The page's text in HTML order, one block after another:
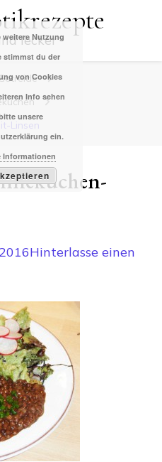
lecker
Linsen
Hinterlasse einen
weitere Nutzung
stimmst du der
von Cookies
Info sehen
unsere
ein.
Informationen